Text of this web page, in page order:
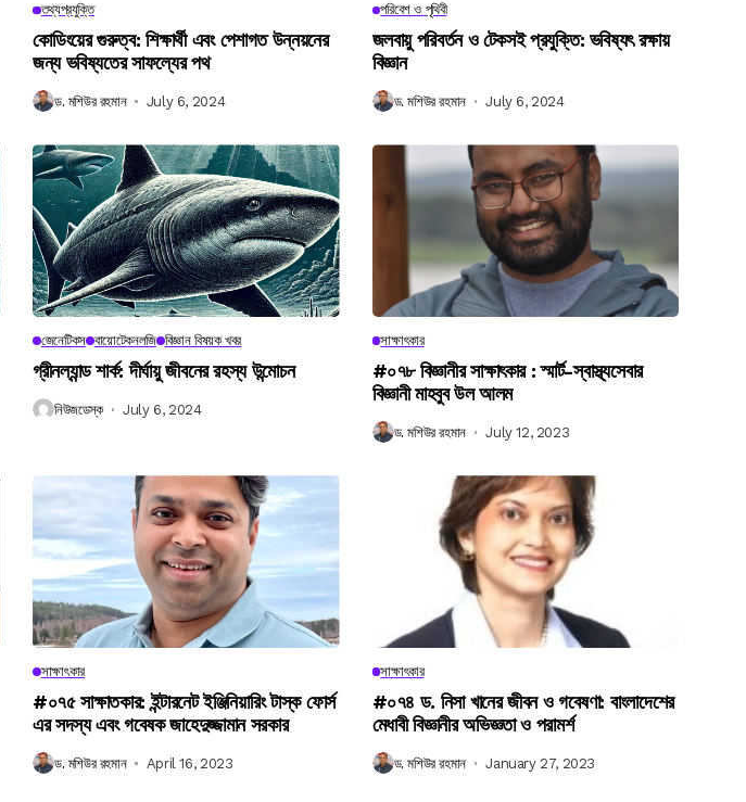
তথ্যপ্রযুক্তি
কোডিংয়ের গুরুত্ব: শিক্ষার্থী এবং পেশাগত উন্নয়নের
জন্য ভবিষ্যতের সাফল্যের পথ
ড. মশিউর রহমান July 6, 2024
পরিবেশ ও পৃথিবী
জলবায়ু পরিবর্তন ও টেকসই প্রযুক্তি: ভবিষ্যৎ রক্ষায়
বিজ্ঞান
ড. মশিউর রহমান July 6, 2024
জেনেটিকস বায়োটেকনলজি বিজ্ঞান বিষয়ক খবর
গ্রীনল্যান্ড শার্ক: দীর্ঘায়ু জীবনের রহস্য উন্মোচন
নিউজডেস্ক July 6, 2024
সাক্ষাৎকার
#০৭৮ বিজ্ঞানীর সাক্ষাৎকার : স্মার্ট-স্বাস্থ্যসেবার
বিজ্ঞানী মাহবুব উল আলম
ড. মশিউর রহমান July 12, 2023
সাক্ষাৎকার
#০৭৫ সাক্ষাতকার: ইন্টারনেট ইঞ্জিনিয়ারিং টাস্ক ফোর্স
এর সদস্য এবং গবেষক জাহেদুজ্জামান সরকার
ড. মশিউর রহমান April 16, 2023
সাক্ষাৎকার
#০৭৪ ড. নিসা খানের জীবন ও গবেষণা: বাংলাদেশের
মেধাবী বিজ্ঞানীর অভিজ্ঞতা ও পরামর্শ
ড. মশিউর রহমান January 27, 2023